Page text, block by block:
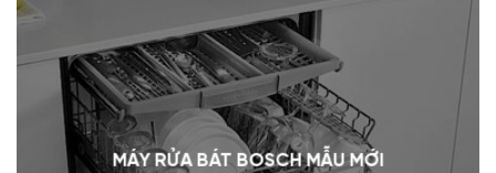
MÁY RỬA BÁT BOSCH MẪU MỚI